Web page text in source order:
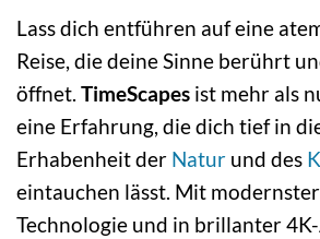
Lass dich entführen auf eine
Reise, die deine Sinne berührt
öffnet. TimeScapes ist mehr als
eine Erfahrung, die dich tief in
Erhabenheit der Natur und des
eintauchen lässt. Mit
Technologie und in brillanter